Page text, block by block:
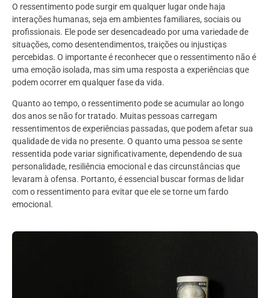
O ressentimento pode surgir em qualquer lugar onde haja
interações humanas, seja em ambientes familiares, sociais ou
profissionais. Ele pode ser desencadeado por uma variedade de
situações, como desentendimentos, traições ou injustiças
percebidas. O importante é reconhecer que o ressentimento não é
uma emoção isolada, mas sim uma resposta a experiências que
podem ocorrer em qualquer fase da vida.
Quanto ao tempo, o ressentimento pode se acumular ao longo
dos anos se não for tratado. Muitas pessoas carregam
ressentimentos de experiências passadas, que podem afetar sua
qualidade de vida no presente. O quanto uma pessoa se sente
ressentida pode variar significativamente, dependendo de sua
personalidade, resiliência emocional e das circunstâncias que
levaram à ofensa. Portanto, é essencial buscar formas de lidar
com o ressentimento para evitar que ele se torne um fardo
emocional.